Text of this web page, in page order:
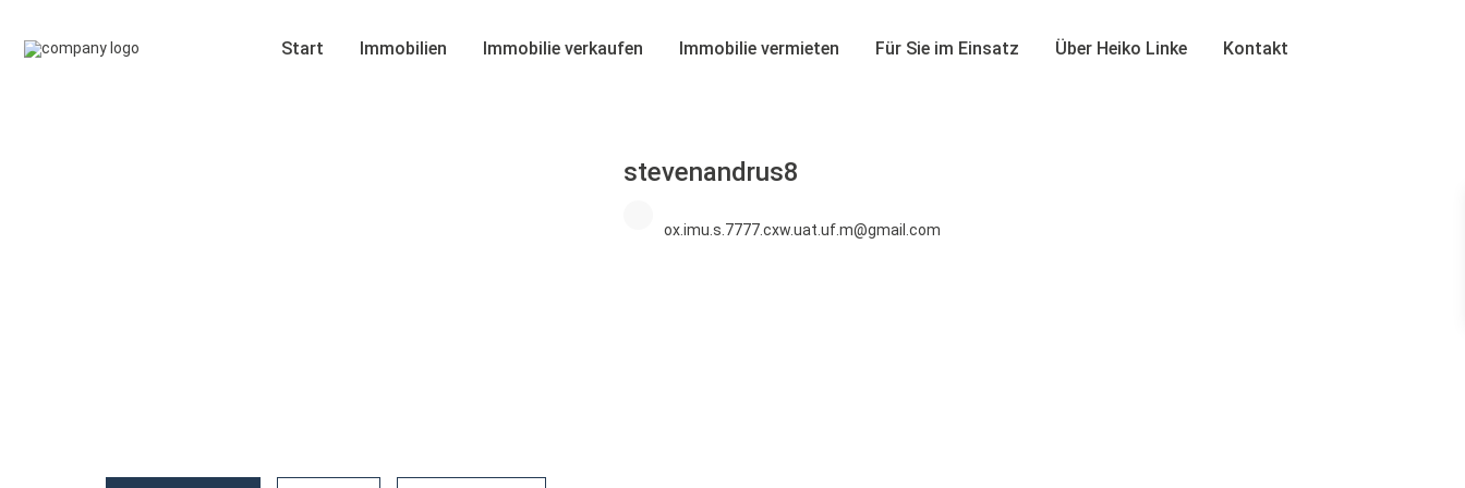
Start Immobilien Immobilie verkaufen Immobilie vermieten Für Sie im Einsatz Über Heiko Linke Kontakt
stevenandrus8
ox.imu.s.7777.cxw.uat.uf.m@gmail.com